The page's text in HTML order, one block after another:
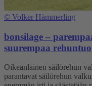
© Volker Hämmerling
bonsilage –
suurempaa
Oikeanlainen säilörehun
parantavat säilörehun